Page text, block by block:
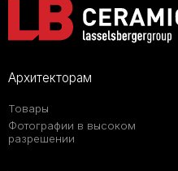
Архитекторам
Товары
Фотографии в высоком
разрешении